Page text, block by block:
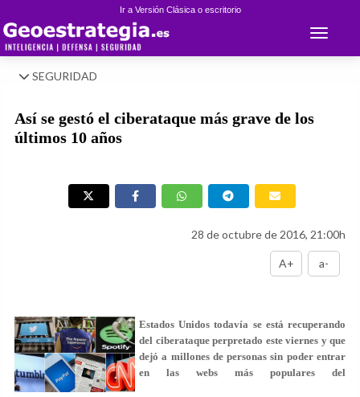
Ir a Versión Clásica o escritorio
Toggle
SEGURIDAD
Así se gestó el ciberataque más grave de los
últimos 10 años
28 de octubre de 2016, 21:00h
A+ a-
Estados Unidos todavía se está recuperando
del ciberataque perpretado este viernes y que
dejó a millones de personas sin poder entrar
en las webs más populares del